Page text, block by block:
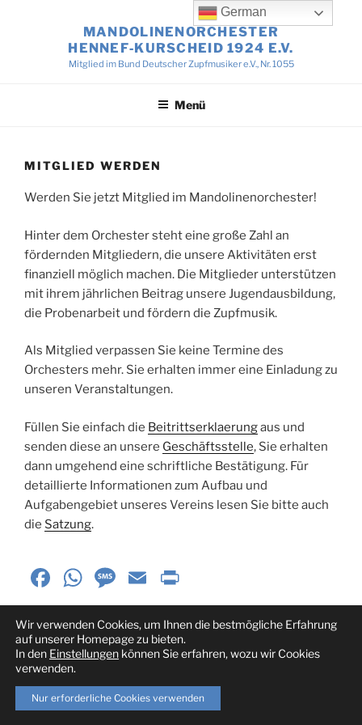
MANDOLINENORCHESTER
HENNEF‑KURSCHEID 1924 E.V.
Mitglied im Bund Deutscher Zupfmusiker e.V., Nr. 1055
Menü
MITGLIED WERDEN
Werden Sie jetzt Mitglied im Mandolinenorchester!
Hinter dem Orchester steht eine große Zahl an
fördernden Mitgliedern, die unsere Aktivitäten erst
finanziell möglich machen. Die Mitglieder unterstützen
mit ihrem jährlichen Beitrag unsere Jugendausbildung,
die Probenarbeit und fördern die Zupfmusik.
Als Mitglied verpassen Sie keine Termine des
Orchesters mehr. Sie erhalten immer eine Einladung zu
unseren Veranstaltungen.
Füllen Sie einfach die Beitrittserklaerungaus und
senden diese an unsere Geschäftsstelle, Sie erhalten
dann umgehend eine schriftliche Bestätigung. Für
detaillierte Informationen zum Aufbau und
Aufgabengebiet unseres Vereins lesen Sie bitte auch
die Satzung.
F
a
c
e
b
o
W
h
at
s
A
p
M
e
ss
a
g
e
E
m
ai
l
ri
nt
Fr
ie
n
German
Wir verwenden Cookies, um Ihnen die bestmögliche Erfahrung
auf unserer Homepage zu bieten.
In den Einstellungen können Sie erfahren, wozu wir Cookies
verwenden.
Nur erforderliche Cookies verwenden